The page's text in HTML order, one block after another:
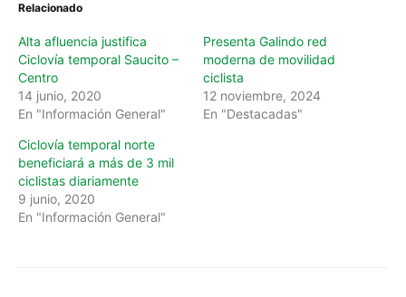
Relacionado
Alta afluencia justifica
Ciclovía temporal Saucito –
Centro
14 junio, 2020
En "Información General"
Presenta Galindo red
moderna de movilidad
ciclista
12 noviembre, 2024
En "Destacadas"
Ciclovía temporal norte
beneficiará a más de 3 mil
ciclistas diariamente
9 junio, 2020
En "Información General"